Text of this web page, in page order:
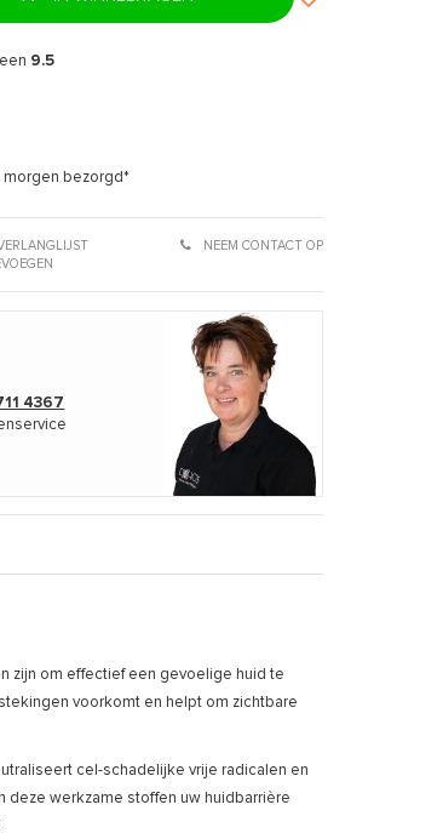
9.5
morgen bezorgd*
NEEM CONTACT OP
4367
zijn om effectief een gevoelige huid te
voorkomt en helpt om zichtbare
cel-schadelijke vrije radicalen en
deze werkzame stoffen uw huidbarrière